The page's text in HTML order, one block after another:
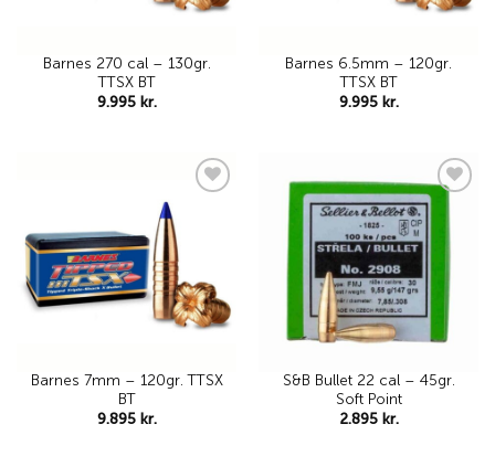
Barnes 270 cal – 130gr.
TTSX BT
9.995 kr.
Barnes 6.5mm – 120gr.
TTSX BT
9.995 kr.
Barnes 7mm – 120gr. TTSX
BT
9.895 kr.
Add to
S&B Bullet 22 cal – 45gr.
Soft Point
2.895 kr.